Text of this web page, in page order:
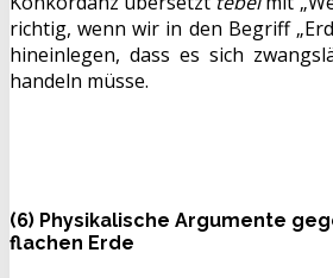
richtig, wenn wir in den Begriff
hineinlegen, dass es sich
handeln müsse.
(6) Physikalische Argumente
flachen Erde